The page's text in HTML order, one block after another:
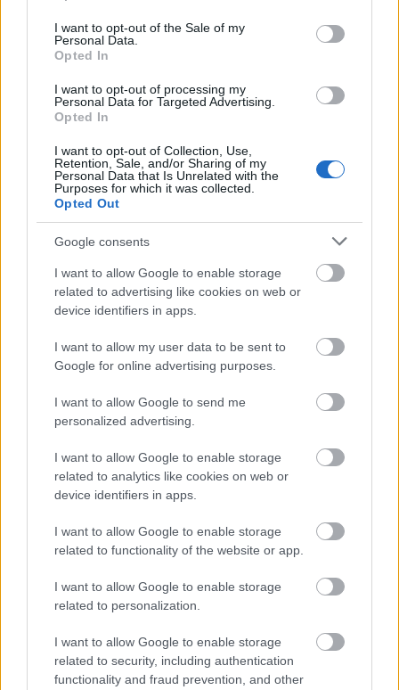
use your data for below specified purposes in below Google
consent section.
I want to opt-out of the Sale of my
Personal Data.
Opted In
I want to opt-out of processing my
Personal Data for Targeted Advertising.
Opted In
I want to opt-out of Collection, Use,
Retention, Sale, and/or Sharing of my
Personal Data that Is Unrelated with the
Purposes for which it was collected.
Opted Out
Google consents
I want to allow Google to enable storage
related to advertising like cookies on web or
device identifiers in apps.
I want to allow my user data to be sent to
Google for online advertising purposes.
I want to allow Google to send me
personalized advertising.
I want to allow Google to enable storage
related to analytics like cookies on web or
device identifiers in apps.
I want to allow Google to enable storage
related to functionality of the website or app.
I want to allow Google to enable storage
related to personalization.
I want to allow Google to enable storage
related to security, including authentication
functionality and fraud prevention, and other
1990-es években épült 3 emeletes irodaház.
Eredetileg 1844/45-ben Hild József építette, szintén
háromemeletes eklektikus ház állt itt, mely az
egykori Terézvárosi Dohánygyár raktára volt, melyet
Kauser Lipót Frey Lajossal együtt 1868-ban bővített
ki, ők építettek új szárnyat a dohányraktárhoz…
Rákóczi út 42.
2015. augusztus 04.
A Rákóczi út és az Akácfa utca sarkán (Akácfa u. 2.)
épült fel az Olivier Brénac és Xavier Gonzalez vezette
párizsi építészeti iroda, valamint magyar kollégájuk,
Kruppa Gábor elképzelése szerint ez a nyolcemeletes
irodaház, amelyet hivatalosan 2001-ben avattak fel.
Az irodaház érdekessége volt, hogy…